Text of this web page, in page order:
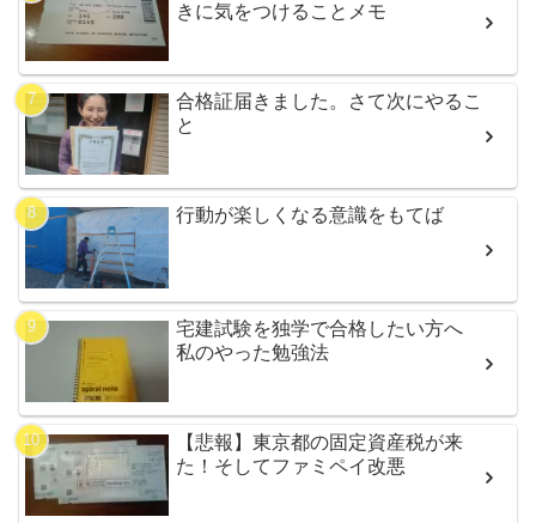
きに気をつけることメモ
合格証届きました。さて次にやるこ
と
行動が楽しくなる意識をもてば
宅建試験を独学で合格したい方へ
私のやった勉強法
【悲報】東京都の固定資産税が来
た！そしてファミペイ改悪